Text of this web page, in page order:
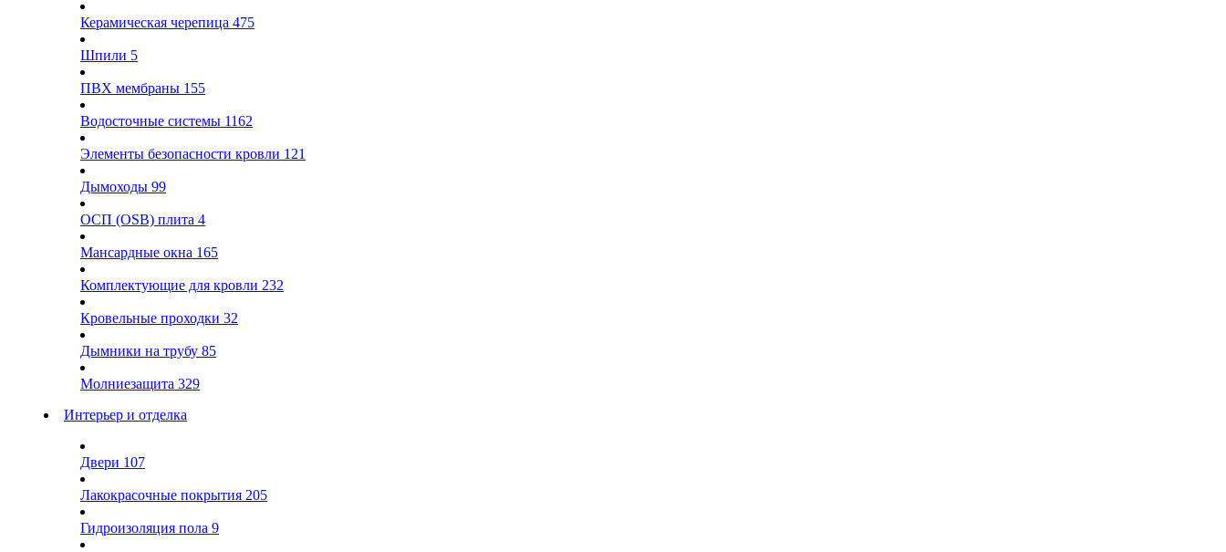
Керамическая черепица 475
Шпили 5
ПВХ мембраны 155
Водосточные системы 1162
Элементы безопасности кровли 121
Дымоходы 99
ОСП (OSB) плита 4
Мансардные окна 165
Комплектующие для кровли 232
Кровельные проходки 32
Дымники на трубу 85
Молниезащита 329
Интерьер и отделка
Двери 107
Лакокрасочные покрытия 205
Гидроизоляция пола 9